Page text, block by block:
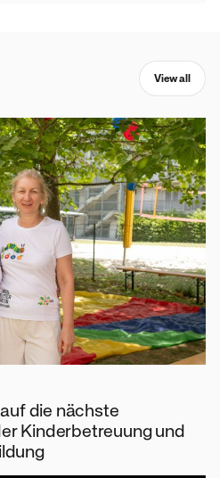
View all
die nächste
Kinderbetreuung und